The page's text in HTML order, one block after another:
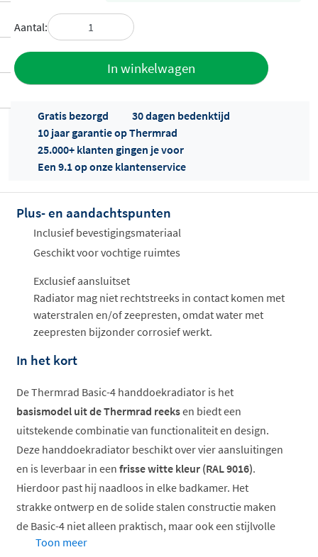
Aantal:
In winkelwagen
Offertes
ophalen...
Gratis bezorgd
30 dagen bedenktijd
10 jaar garantie op Thermrad
25.000+ klanten gingen je voor
Een 9.1 op onze klantenservice
Plus- en aandachtspunten
Inclusief bevestigingsmateriaal
Geschikt voor vochtige ruimtes
Exclusief aansluitset
Radiator mag niet rechtstreeks in contact komen met
waterstralen en/of zeepresten, omdat water met
zeepresten bijzonder corrosief werkt.
In het kort
De Thermrad Basic-4 handdoekradiator is het
basismodel uit de Thermrad reeksen biedt een
uitstekende combinatie van functionaliteit en design.
Deze handdoekradiator beschikt over vier aansluitingen
en is leverbaar in een frisse witte kleur (RAL 9016).
Hierdoor past hij naadloos in elke badkamer. Het
strakke ontwerp en de solide stalen constructie maken
de Basic-4 niet alleen praktisch, maar ook een stijlvolle
aanvulling op uw badkamer.
Toon meer